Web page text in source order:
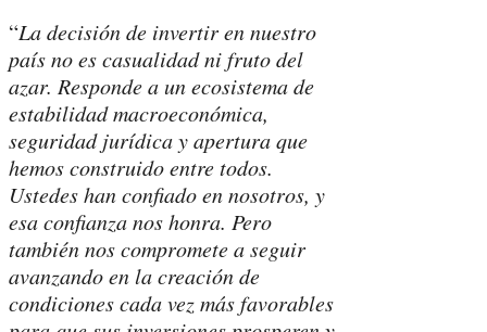
“La decisión de invertir en nuestro
país no es casualidad ni fruto del
azar. Responde a un ecosistema de
estabilidad macroeconómica,
seguridad jurídica y apertura que
hemos construido entre todos.
Ustedes han confiado en nosotros, y
esa confianza nos honra. Pero
también nos compromete a seguir
avanzando en la creación de
condiciones cada vez más favorables